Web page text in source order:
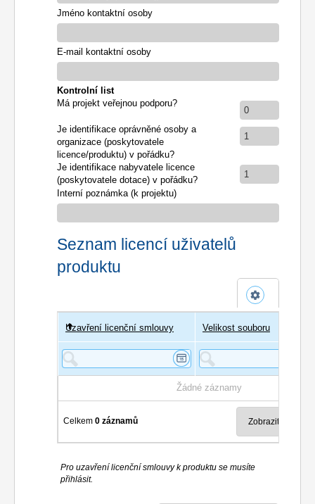
Jméno kontaktní osoby
E-mail kontaktní osoby
Kontrolní list
Má projekt veřejnou podporu?
0
Je identifikace oprávněné osoby a
organizace (poskytovatele
licence/produktu) v pořádku?
1
Je identifikace nabyvatele licence
(poskytovatele dotace) v pořádku?
1
Interní poznámka (k projektu)
Seznam licencí uživatelů
produktu
Uživatel
Uzavření licenční smlouvy Velikost souboru
Žádné záznamy
Celkem0 záznamů
Pro uzavření licenční smlouvy k produktu se musíte
přihlásit.